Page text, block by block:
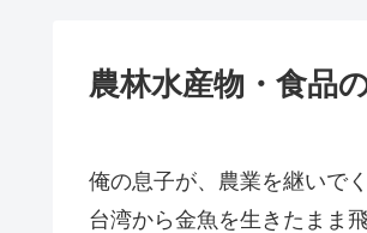
農林水産物・食品
俺の息子が、農業を継いで
台湾から金魚を生きたまま